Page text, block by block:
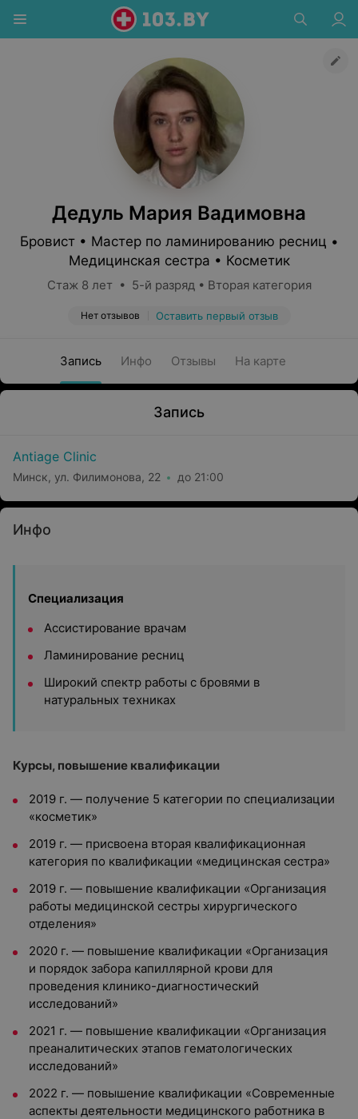
Дедуль Мария Вадимовна
Бровист • Мастер по ламинированию ресниц •
Медицинская сестра • Косметик
Стаж 8 лет • 5-й разряд • Вторая категория
Нет отзывов Оставить первый отзыв
Запись Инфо Отзывы На карте
Запись
Antiage Clinic
Минск, ул. Филимонова, 22 до 21:00
Инфо
Специализация
Ассистирование врачам
Ламинирование ресниц
Широкий спектр работы с бровями в
натуральных техниках
Курсы, повышение квалификации
2019 г. — получение 5 категории по специализации
«косметик»
2019 г. — присвоена вторая квалификационная
категория по квалификации «медицинская сестра»
2019 г. — повышение квалификации «Организация
работы медицинской сестры хирургического
отделения»
2020 г. — повышение квалификации «Организация
и порядок забора капиллярной крови для
проведения клинико-диагностический
исследований»
2021 г. — повышение квалификации «Организация
преаналитических этапов гематологических
исследований»
2022 г. — повышение квалификации «Современные
аспекты деятельности медицинского работника в